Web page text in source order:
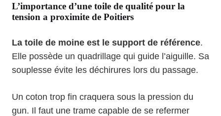
L’importance d’une toile de qualité pour la
tension a proximite de Poitiers
La toile de moine est le support de référence.
Elle possède un quadrillage qui guide l’aiguille. Sa
souplesse évite les déchirures lors du passage.
Un coton trop fin craquera sous la pression du
gun. Il faut une trame capable de se refermer